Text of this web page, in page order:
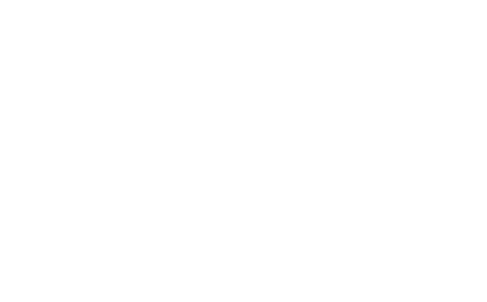
Cinza com Barra Arrendondada